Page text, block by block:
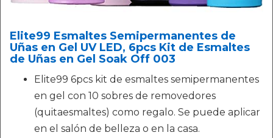
Elite99 Esmaltes Semipermanentes de
Uñas en Gel UV LED, 6pcs Kit de Esmaltes
de Uñas en Gel Soak Off 003
Elite99 6pcs kit de esmaltes semipermanentes
en gel con 10 sobres de removedores
(quitaesmaltes) como regalo. Se puede aplicar
en el salón de belleza o en la casa.